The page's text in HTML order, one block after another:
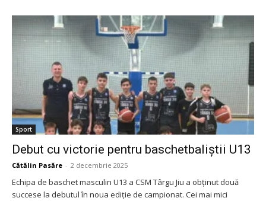
Sport
Debut cu victorie pentru baschetbaliștii U13
Cătălin Pasăre - 2 decembrie 2025
Echipa de baschet masculin U13 a CSM Târgu Jiu a obținut două
succese la debutul în noua ediție de campionat. Cei mai mici